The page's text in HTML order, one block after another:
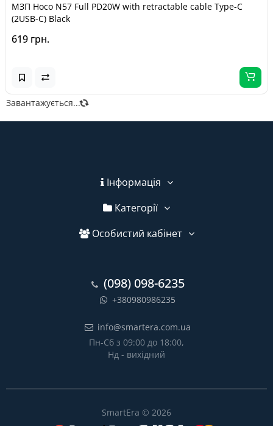
МЗП Hoco N57 Full PD20W with retractable cable Type-C
(2USB-C) Black
619 грн.
Завантажується...
Інформація
Категорії
Особистий кабінет
(098) 098-6235
+380980986235
info@smartera.com.ua
Пн-Сб з 09:00 до 18:00,
Нд - вихідний
SmartEra © 2026